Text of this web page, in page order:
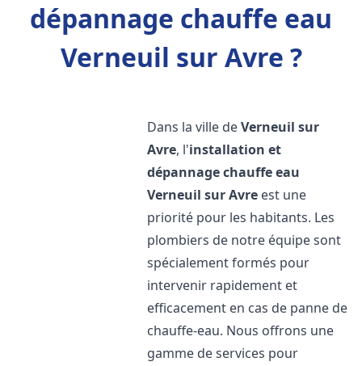
dépannage chauffe eau
Verneuil sur Avre ?
Dans la ville deVerneuil sur
Avre, l'installation et
dépannage chauffe eau
Verneuil sur Avre est une
priorité pour les habitants. Les
plombiers de notre équipe sont
spécialement formés pour
intervenir rapidement et
efficacement en cas de panne de
chauffe-eau. Nous offrons une
gamme de services pour